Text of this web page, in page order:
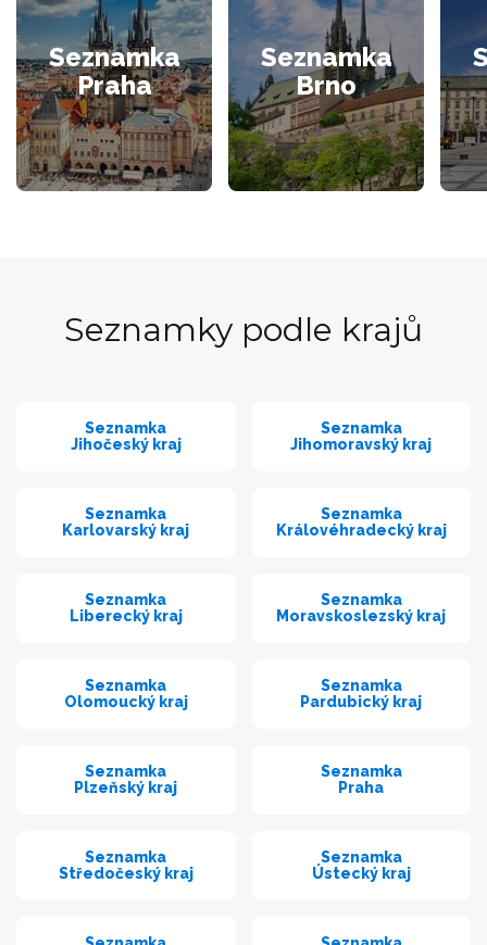
Seznamka
Praha
Seznamka
Brno
Seznamky podle krajů
Seznamka
Jihočeský kraj
Seznamka
Jihomoravský kraj
Seznamka
Karlovarský kraj
Seznamka
Královéhradecký kraj
Seznamka
Liberecký kraj
Seznamka
Moravskoslezský kraj
Seznamka
Olomoucký kraj
Seznamka
Pardubický kraj
Seznamka
Plzeňský kraj
Seznamka
Praha
Seznamka
Středočeský kraj
Seznamka
Ústecký kraj